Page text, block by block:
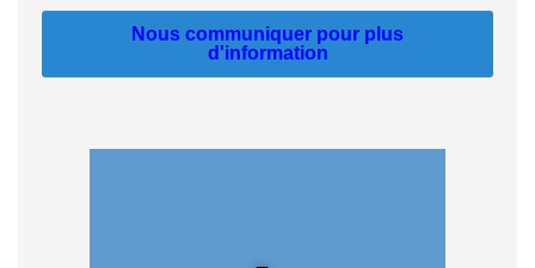
Nous communiquer pour plus
d'information